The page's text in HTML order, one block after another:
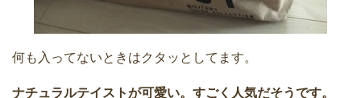
何も入ってないときはクタッとしてます。
ナチュラルテイストが可愛い。すごく人気だそうです。